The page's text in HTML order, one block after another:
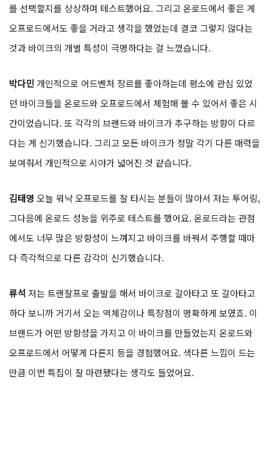
를 선택할지를 상상하며 테스트했어요. 그리고 온로드에서 좋은 게
오프로드에서도 좋을 거라고 생각을 했었는데 결코 그렇지 않다는
것과 바이크의 개별 특성이 극명하다는 걸 느꼈습니다.
박다민 개인적으로 어드벤처 장르를 좋아하는데 평소에 관심 있었
던 바이크들을 온로드와 오프로드에서 체험해 볼 수 있어서 좋은 시
간이었습니다. 또 각각의 브랜드와 바이크가 추구하는 방향이 다르
다는 게 신기했습니다. 그리고 모든 바이크가 정말 각기 다른 매력을
보여줘서 개인적으로 시야가 넓어진 것 같습니다.
김태영 오늘 워낙 오프로드를 잘 타시는 분들이 많아서 저는 투어링,
그다음에 온로드 성능을 위주로 테스트를 했어요. 온로드라는 관점
에서도 너무 많은 방향성이 느껴지고 바이크를 바꿔서 주행할 때마
다 즉각적으로 다른 감각이 신기했습니다.
류석 저는 트랜잘프로 출발을 해서 바이크로 갈아타고 또 갈아타고
하다 보니까 거기서 오는 역체감이나 특장점이 명확하게 보였죠. 이
브랜드가 어떤 방향성을 가지고 이 바이크를 만들었는지 온로드와
오프로드에서 어떻게 다른지 등을 경험했어요. 색다른 느낌이 드는
만큼 이번 특집이 잘 마련됐다는 생각도 들었어요.